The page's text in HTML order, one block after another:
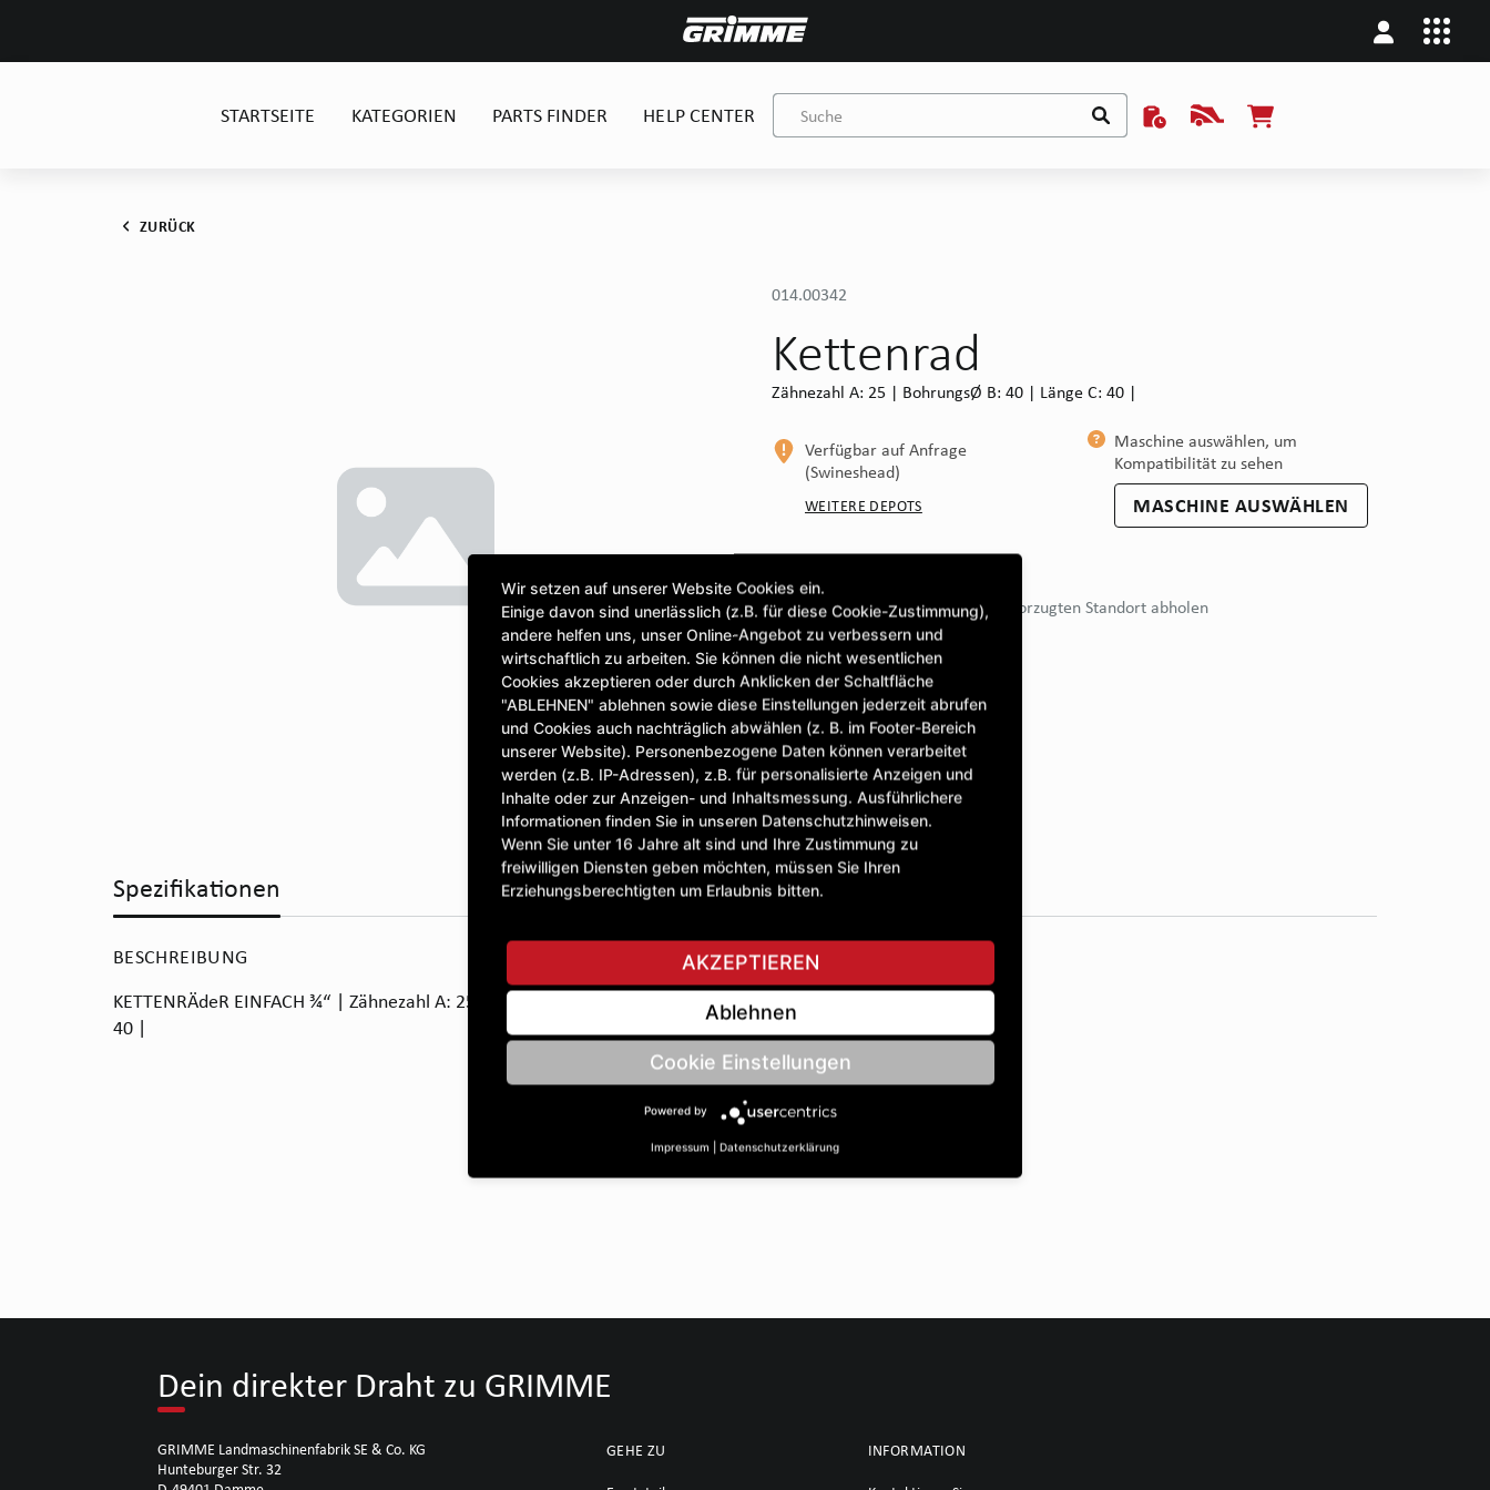
STARTSEITE KATEGORIEN PARTS FINDER HELP CENTER
ZURÜCK
014.00342
Kettenrad
Zähnezahl A: 25 | BohrungsØ B: 40 | Länge C: 40 |
Verfügbar auf Anfrage
(Swineshead)
WEITERE DEPOTS
Maschine auswählen, um
Kompatibilität zu sehen
MASCHINE AUSWÄHLEN
CLICK & COLLECT
Bestellungen bei Deinem bevorzugten Standort abholen
STELLE EINE FRAGE
Spezifikationen
BESCHREIBUNG
KETTENRÄdeR EINFACH ¾“ | Zähnezahl A: 25 | BohrungsØ B: 40 | Länge C:
40 |
Dein direkter Draht zu GRIMME
GRIMME Landmaschinenfabrik SE & Co. KG
Hunteburger Str. 32
GEHE ZU INFORMATION
Wir setzen auf unserer Website Cookies ein.
Einige davon sind unerlässlich (z.B. für diese Cookie-Zustimmung),
andere helfen uns, unser Online-Angebot zu verbessern und
wirtschaftlich zu arbeiten. Sie können die nicht wesentlichen
Cookies akzeptieren oder durch Anklicken der Schaltfläche
"ABLEHNEN" ablehnen sowie diese Einstellungen jederzeit abrufen
und Cookies auch nachträglich abwählen (z. B. im Footer-Bereich
unserer Website). Personenbezogene Daten können verarbeitet
werden (z.B. IP-Adressen), z.B. für personalisierte Anzeigen und
Inhalte oder zur Anzeigen- und Inhaltsmessung. Ausführlichere
Informationen finden Sie in unseren Datenschutzhinweisen.
Wenn Sie unter 16 Jahre alt sind und Ihre Zustimmung zu
freiwilligen Diensten geben möchten, müssen Sie Ihren
Erziehungsberechtigten um Erlaubnis bitten.
AKZEPTIEREN
Ablehnen
Cookie Einstellungen
Powered by
Impressum | Datenschutzerklärung